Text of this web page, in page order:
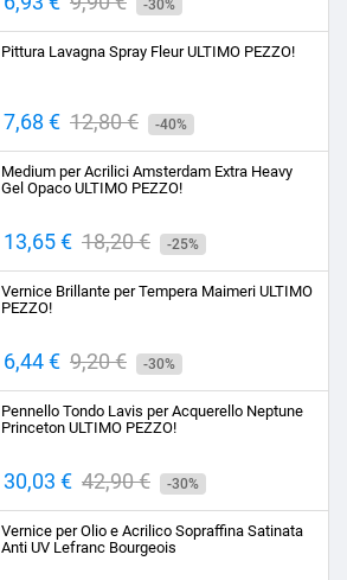
base
-30%
Pittura Lavagna Spray Fleur ULTIMO PEZZO!
Prezzo
7,68 € Prezzo
base
12,80 € -40%
Medium per Acrilici Amsterdam Extra Heavy
Gel Opaco ULTIMO PEZZO!
Prezzo
13,65 € Prezzo
base
18,20 € -25%
Vernice Brillante per Tempera Maimeri ULTIMO
PEZZO!
Prezzo
6,44 € Prezzo
base
9,20 € -30%
Pennello Tondo Lavis per Acquerello Neptune
Princeton ULTIMO PEZZO!
Prezzo
30,03 € Prezzo
base
42,90 € -30%
Vernice per Olio e Acrilico Sopraffina Satinata
Anti UV Lefranc Bourgeois